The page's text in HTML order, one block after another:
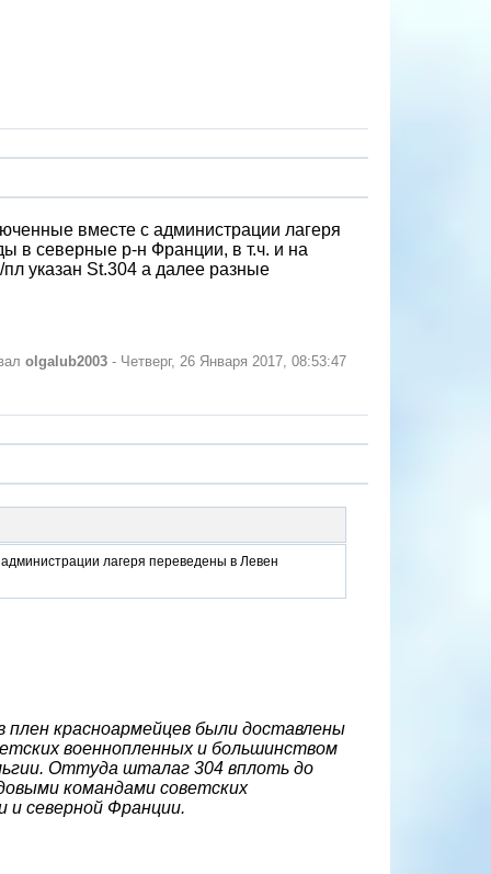
вместе с администрации лагеря
в северные р-н Франции, в т.ч. и на
указан St.304 а далее разные
olgalub2003 - Четверг, 26 Января 2017, 08:53:47
лагеря переведены в Левен
красноармейцев были доставлены
военнопленных и большинством
Оттуда шталаг 304 вплоть до
командами советских
и северной Франции.